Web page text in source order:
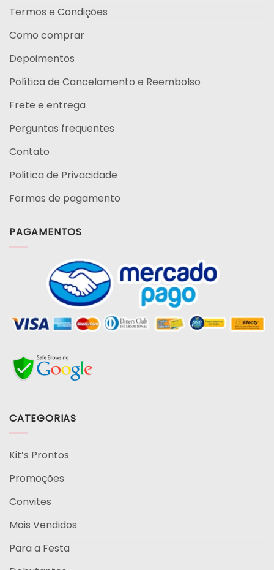
Termos e Condições
Como comprar
Depoimentos
Política de Cancelamento e Reembolso
Frete e entrega
Perguntas frequentes
Contato
Politica de Privacidade
Formas de pagamento
PAGAMENTOS
CATEGORIAS
Kit’s Prontos
Promoções
Convites
Mais Vendidos
Para a Festa